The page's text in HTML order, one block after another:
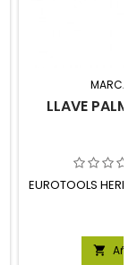
MARCA:
LLAVE
EUROTOOLS
